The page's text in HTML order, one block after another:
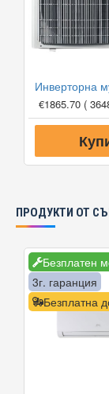
€1865.70 (
ПРОДУКТИ ОТ
Безплатен
Безплатна
3г. гаранция